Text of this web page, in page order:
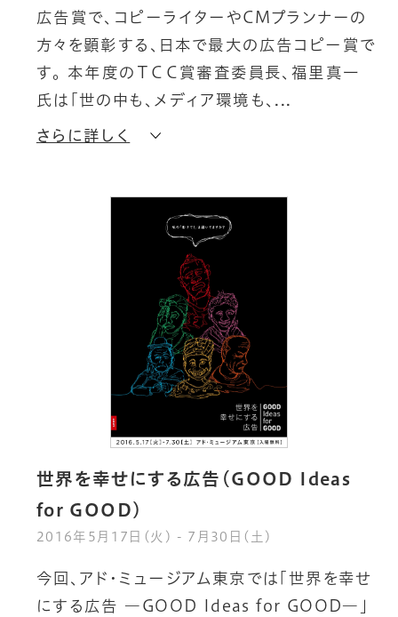
広告賞で、 コ ピーラ イター やCMプラ ンナーの
方々 を顕彰する 、 日 本で最大の広告コ ピー 賞で
す。 本年度の Ｔ Ｃ Ｃ賞審査委 員長、 福里 真一
氏は 「世の中も 、 メ ディ ア環境 も、
さらに詳しく
世界を幸せにする広告（GOOD Ideas
for GOOD)
2016年5月17日(火) - 7月30日(土)
今回、 ア ド ・ ミ ュー ジアム東京では 「世界を幸せ
にする広告 ―GOOD I deas for GOOD― 」